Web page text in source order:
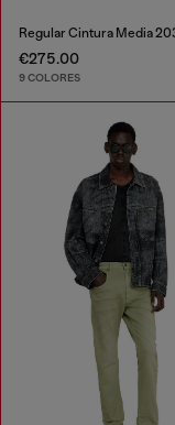
€275.00
9 COLORES